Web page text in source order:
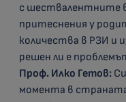
с шествалентните
притеснения у
количества в РЗИ и
решен ли е
Проф. Илко Гетов:
момента в